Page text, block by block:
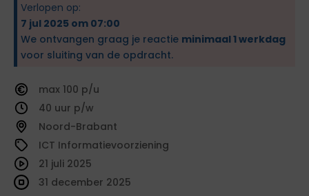
Verlopen op:
7 jul 2025 om 07:00
We ontvangen graag je reactie minimaal 1 werkdag
voor sluiting van de opdracht.
100
40
Noord-Brabant
ICT Informatievoorziening
21 juli 2025
31 december 2025